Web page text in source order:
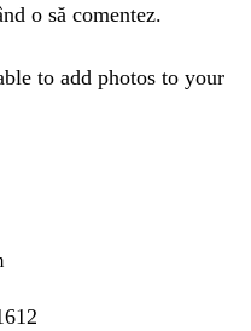
o să comentez.
to add photos to your